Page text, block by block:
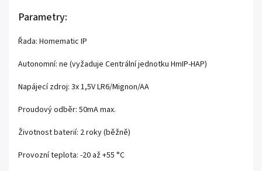
Parametry:
Řada: Homematic IP
Autonomní: ne (vyžaduje Centrální jednotku HmIP-HAP)
Napájecí zdroj: 3x 1,5V LR6/Mignon/AA
Proudový odběr: 50mA max.
Životnost baterií: 2 roky (běžně)
Provozní teplota: -20 až +55 °C